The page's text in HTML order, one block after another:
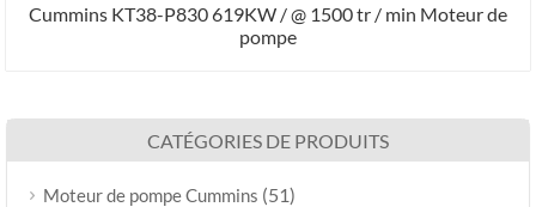
Cummins KT38-P830 619KW / @ 1500 tr / min Moteur de
pompe
CATÉGORIES DE PRODUITS
Moteur de pompe Cummins (51)